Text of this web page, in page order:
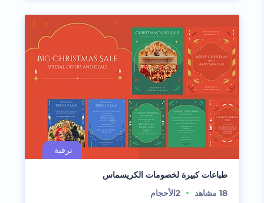
طباعات كبيرة لخصومات الكريسماس
18 مشاهد 2الأحجام